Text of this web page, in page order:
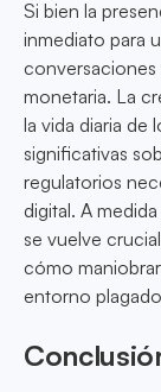
Si bien la
inmediato para
conversaciones
monetaria. La
la vida diaria de
significativas
regulatorios
digital. A
se vuelve
cómo
entorno